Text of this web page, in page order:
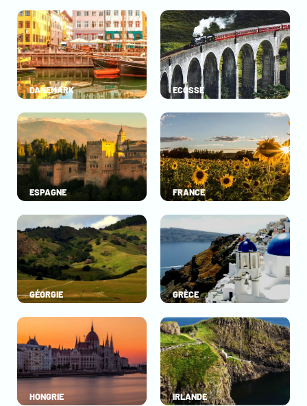
DANEMARK ECOSSE
ESPAGNE FRANCE
GÉORGIE GRÈCE
HONGRIE IRLANDE